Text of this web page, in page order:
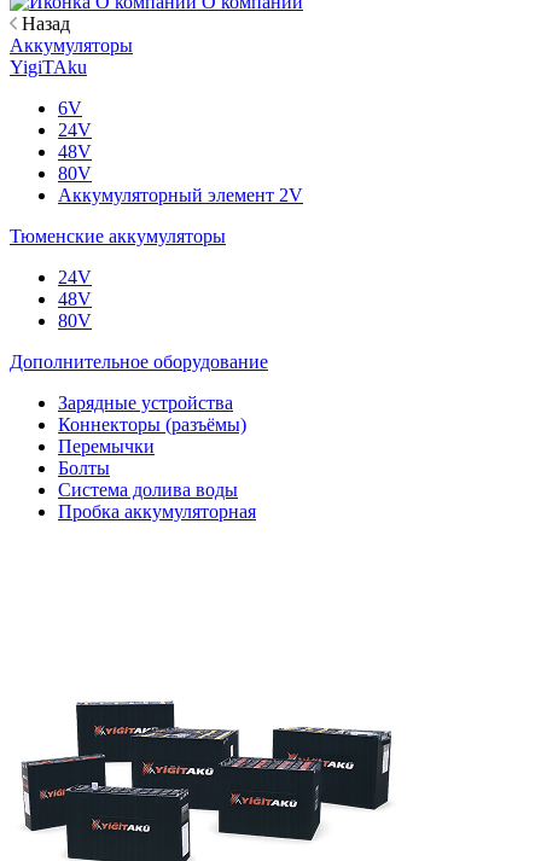
Назад
Аккумуляторы
YigiTAku
6V
24V
48V
80V
Аккумуляторный элемент 2V
Тюменские аккумуляторы
24V
48V
80V
Дополнительное оборудование
Зарядные устройства
Коннекторы (разъёмы)
Перемычки
Болты
Система долива воды
Пробка аккумуляторная